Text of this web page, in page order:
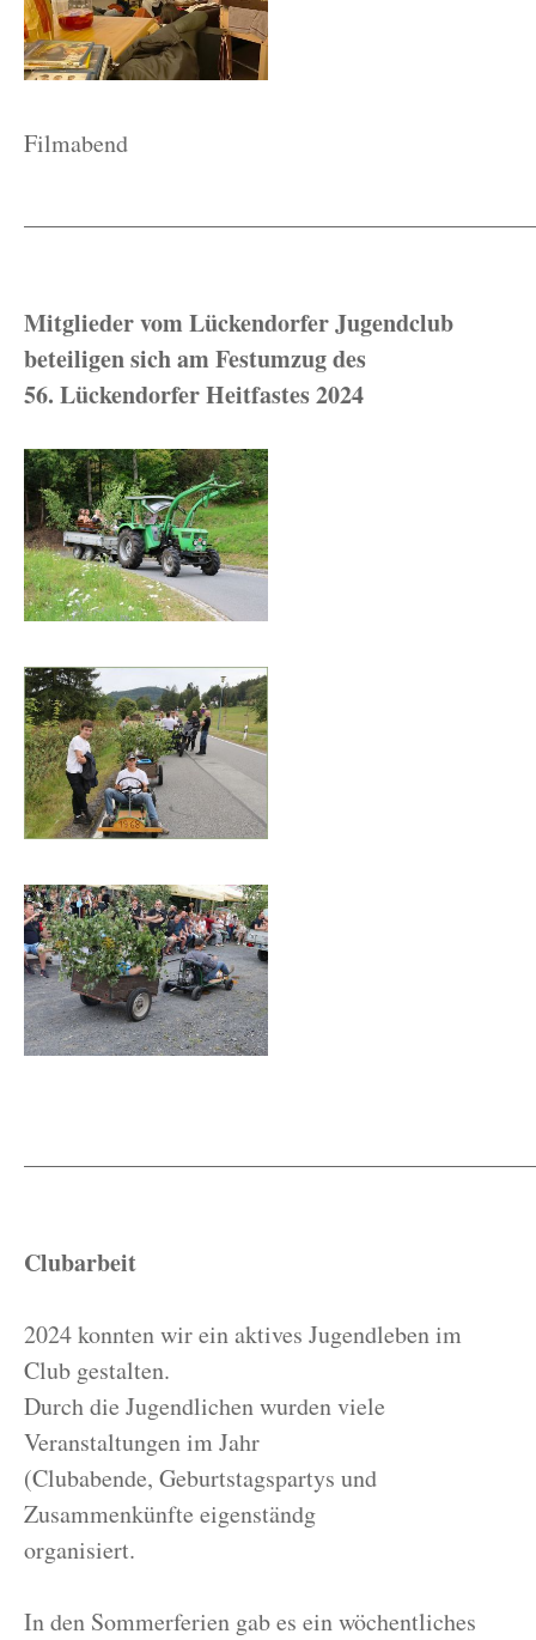
Filmabend
Mitglieder vom Lückendorfer Jugendclub
beteiligen sich am Festumzug des
56. Lückendorfer Heitfastes 2024
Clubarbeit
2024 konnten wir ein aktives Jugendleben im
Club gestalten.
Durch die Jugendlichen wurden viele
Veranstaltungen im Jahr
(Clubabende, Geburtstagspartys und
Zusammenkünfte eigenständg
organisiert.
In den Sommerferien gab es ein wöchentliches